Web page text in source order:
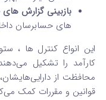
بازبینی گزارش‌
های حسابرسان
این انواع کنترل ها ،
کارآمد را تشکیل
محافظت از
قوانین و مقررات کمک